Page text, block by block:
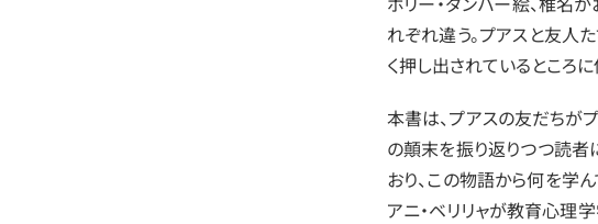
れぞれ違う。プアスと友人
く押し出されているところ
本書は、プアスの友だちが
の顛末を振り返りつつ読者
おり、この物語から何を学
アニ・ベリリャが教育心理